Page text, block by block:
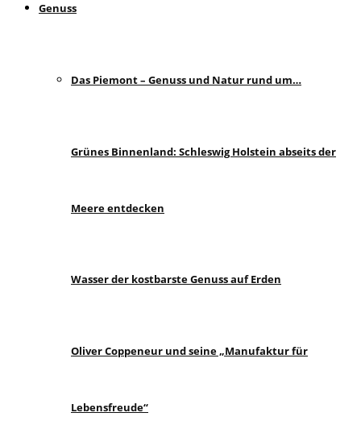
Genuss
Das Piemont – Genuss und Natur rund um…
Grünes Binnenland: Schleswig Holstein abseits der
Meere entdecken
Wasser der kostbarste Genuss auf Erden
Oliver Coppeneur und seine „Manufaktur für
Lebensfreude“